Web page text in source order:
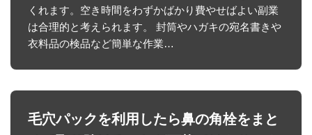
くれます。空き時間をわずかばかり費やせばよい副業
は合理的と考えられます。 封筒やハガキの宛名書きや
衣料品の検品など簡単な作業…
毛穴パックを利用したら鼻の角栓をまと